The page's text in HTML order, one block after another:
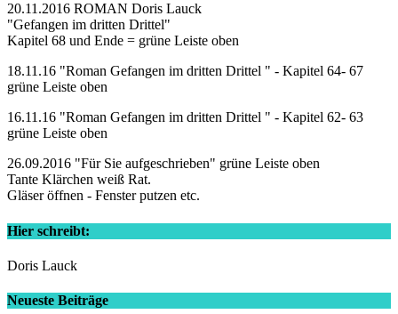
20.11.2016 ROMAN Doris Lauck
"Gefangen im dritten Drittel"
Kapitel 68 und Ende = grüne Leiste oben
18.11.16 "Roman Gefangen im dritten Drittel " - Kapitel 64- 67
grüne Leiste oben
16.11.16 "Roman Gefangen im dritten Drittel " - Kapitel 62- 63
grüne Leiste oben
26.09.2016 "Für Sie aufgeschrieben" grüne Leiste oben
Tante Klärchen weiß Rat.
Gläser öffnen - Fenster putzen etc.
Hier schreibt:
Doris Lauck
Neueste Beiträge